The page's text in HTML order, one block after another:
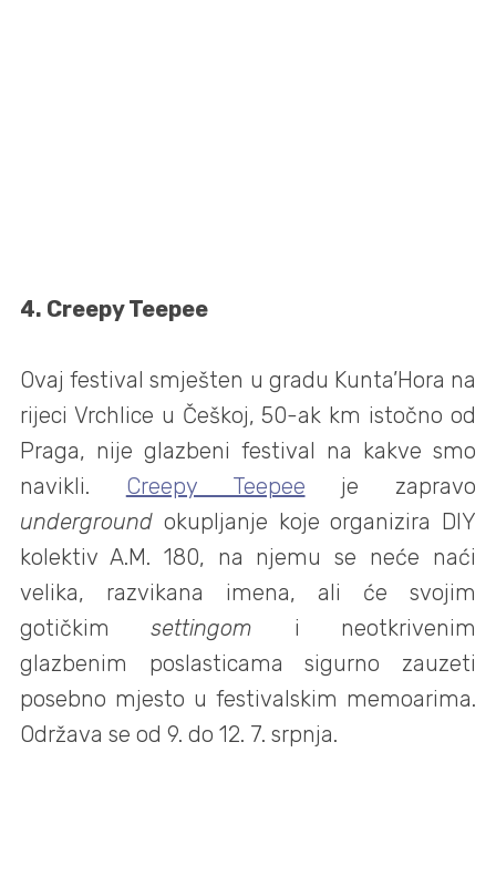
4. Creepy Teepee
Ovaj festival smješten u gradu Kunta’Hora na
rijeci Vrchlice u Češkoj, 50-ak km istočno od
Praga, nije glazbeni festival na kakve smo
navikli. Creepy Teepee je zapravo
underground okupljanje koje organizira DIY
kolektiv A.M. 180, na njemu se neće naći
velika, razvikana imena, ali će svojim
gotičkimsettingom i neotkrivenim
glazbenim poslasticama sigurno zauzeti
posebno mjesto u festivalskim memoarima.
Održava se od 9. do 12. 7. srpnja.